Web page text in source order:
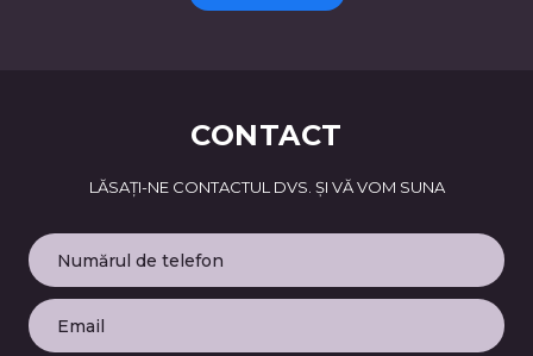
CONTACT
LĂSAȚI-NE CONTACTUL DVS. ȘI VĂ VOM SUNA